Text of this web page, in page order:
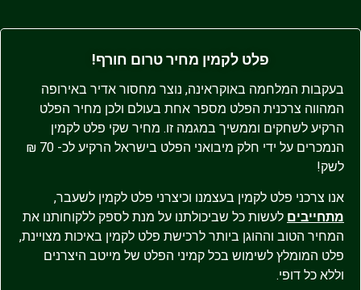
פלט לקמין מחיר טרום חורף!
בעקבות המלחמה באוקראינה, נוצר מחסור אדיר באירופה
המהווה צרכנית הפלט מספר אחת בעולם ולכן מחיר הפלט
הרקיע לשחקים וממשיך במגמה זו. מחיר שקי פלט לקמין
הנמכרים על ידי חלק מיבואני הפלט בישראל הרקיע לכ- 70 ₪
לשק!
אנו צרכני פלט לקמין בעצמנו וכיצרני פלט לקמין לשעבר,
מתחייבים לעשות כל שביכולתנו על מנת לספק ללקוחותנו את
המחיר הטוב וההוגן ביותר לרכישת פלט לקמין באיכות מצויינת,
פלט המומלץ לשימוש בכל קמיני הפלט של מייטב היצרנים
וללא כל דופי.